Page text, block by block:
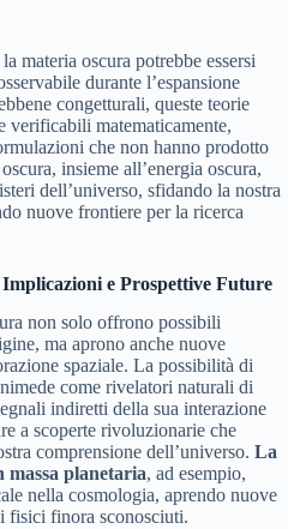
materia oscura potrebbe essersi
durante l’espansione
congetturali, queste teorie
verificabili matematicamente,
che non hanno prodotto
insieme all’energia oscura,
dell’universo, sfidando la nostra
nuove frontiere per la ricerca
e Prospettive Future
non solo offrono possibili
ma aprono anche nuove
spaziale. La possibilità di
come rivelatori naturali di
indiretti della sua interazione
a scoperte rivoluzionarie che
comprensione dell’universo. La
massa planetaria, ad esempio,
nella cosmologia, aprendo nuove
fisici finora sconosciuti.